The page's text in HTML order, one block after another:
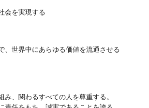
会を実現する
、世界中にあらゆる価値を流通させる
み、関わるすべての人を尊重する。